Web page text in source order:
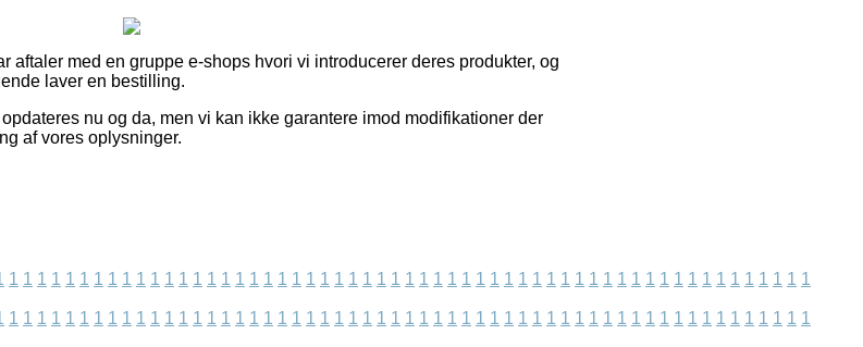
aftaler med en gruppe e-shops hvori vi introducerer deres produkter, og
laver en bestilling.
nu og da, men vi kan ikke garantere imod modifikationer der
af vores oplysninger.
1 1 1 1 1 1 1 1 1 1 1 1 1 1 1 1 1 1 1 1 1 1 1 1 1 1 1 1 1 1 1 1 1 1 1 1 1 1 1 1 1 1 1 1 1 1 1 1 1 1 1 1 1 1 1 1 1
1 1 1 1 1 1 1 1 1 1 1 1 1 1 1 1 1 1 1 1 1 1 1 1 1 1 1 1 1 1 1 1 1 1 1 1 1 1 1 1 1 1 1 1 1 1 1 1 1 1 1 1 1 1 1 1 1